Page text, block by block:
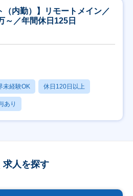
（内勤）】リモートメイン／
～／年間休日125日
未経験OK 休日120日以上
あり
求人を探す